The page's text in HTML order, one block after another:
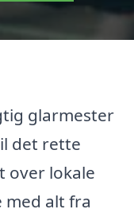
glarmester
det rette
over lokale
alt fra